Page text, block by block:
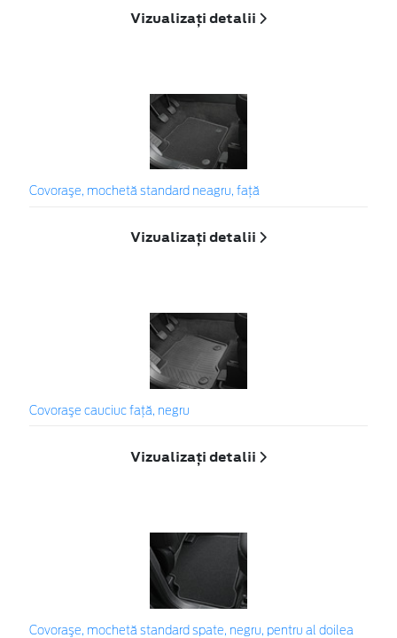
Vizualizați detalii
Covoraşe, mochetă standard neagru, faţă
Vizualizați detalii
Covoraşe cauciuc faţă, negru
Vizualizați detalii
Covoraşe, mochetă standard spate, negru, pentru al doilea